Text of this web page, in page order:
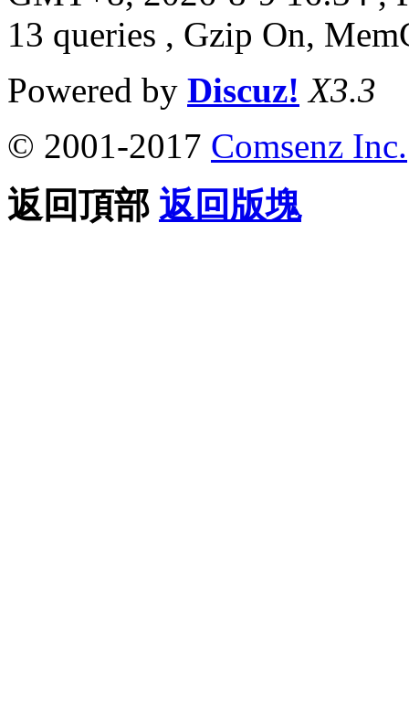
13 queries , Gzip On,
Powered by Discuz! X3.3
© 2001-2017 Comsenz Inc.
返回頂部 返回版塊